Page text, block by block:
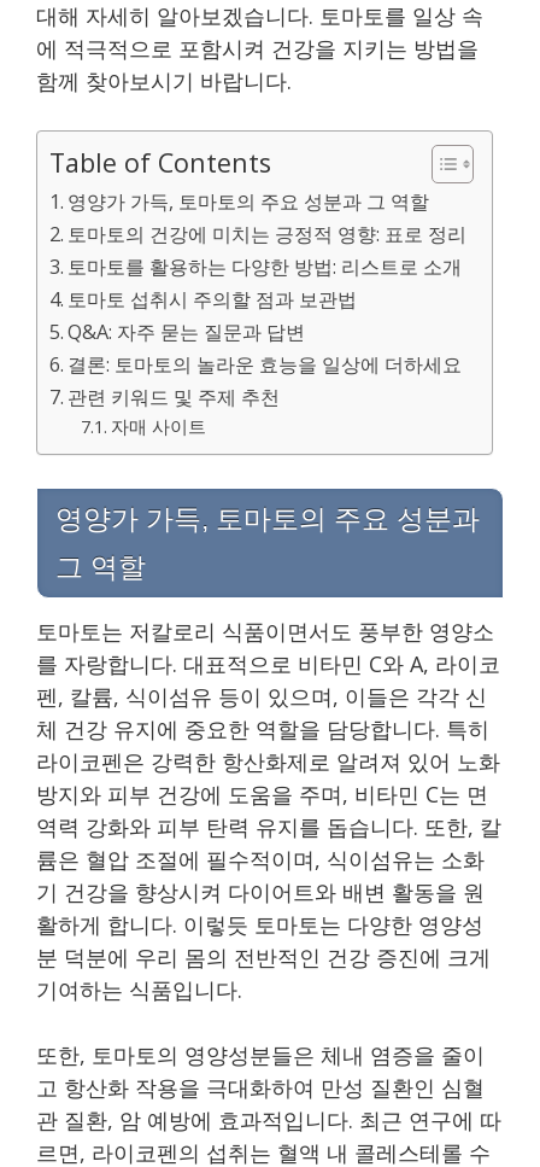
대해 자세히 알아보겠습니다. 토마토를 일상 속
에 적극적으로 포함시켜 건강을 지키는 방법을
함께 찾아보시기 바랍니다.
Table of Contents
영양가 가득, 토마토의 주요 성분과 그 역할
토마토의 건강에 미치는 긍정적 영향: 표로 정리
토마토를 활용하는 다양한 방법: 리스트로 소개
토마토 섭취시 주의할 점과 보관법
Q&A: 자주 묻는 질문과 답변
결론: 토마토의 놀라운 효능을 일상에 더하세요
관련 키워드 및 주제 추천
자매 사이트
영양가 가득, 토마토의 주요 성분과
그 역할
토마토는 저칼로리 식품이면서도 풍부한 영양소
를 자랑합니다. 대표적으로 비타민 C와 A, 라이코
펜, 칼륨, 식이섬유 등이 있으며, 이들은 각각 신
체 건강 유지에 중요한 역할을 담당합니다. 특히
라이코펜은 강력한 항산화제로 알려져 있어 노화
방지와 피부 건강에 도움을 주며, 비타민 C는 면
역력 강화와 피부 탄력 유지를 돕습니다. 또한, 칼
륨은 혈압 조절에 필수적이며, 식이섬유는 소화
기 건강을 향상시켜 다이어트와 배변 활동을 원
활하게 합니다. 이렇듯 토마토는 다양한 영양성
분 덕분에 우리 몸의 전반적인 건강 증진에 크게
기여하는 식품입니다.
또한, 토마토의 영양성분들은 체내 염증을 줄이
고 항산화 작용을 극대화하여 만성 질환인 심혈
관 질환, 암 예방에 효과적입니다. 최근 연구에 따
르면, 라이코펜의 섭취는 혈액 내 콜레스테롤 수